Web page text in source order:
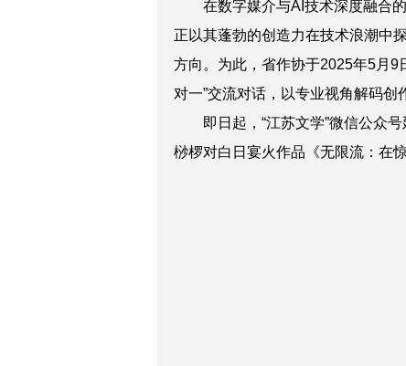
在数字媒介与AI技术深度融合的
正以其蓬勃的创造力在技术浪潮中
方向。为此，省作协于2025年5月9
对一”交流对话，以专业视角解码
即日起，“江苏文学”微信公众
桫椤对白日宴火作品 《无限流：在